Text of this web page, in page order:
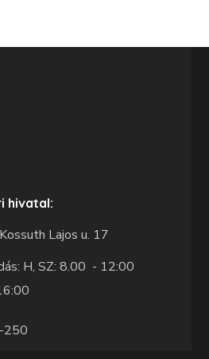
hivatal:
Lajos u. 17
H, SZ: 8.00 - 12:00
250